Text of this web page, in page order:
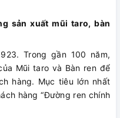
sản xuất mũi taro, bàn
Trong gần 100 năm,
Mũi taro và Bàn ren để
hàng. Mục tiêu lớn nhất
hàng “Đường ren chính